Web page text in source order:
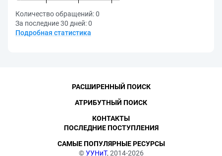
Количество обращений:0
За последние 30 дней:0
Подробная статистика
©УУНиТ, 2014-2026
РАСШИРЕННЫЙ ПОИСК
АТРИБУТНЫЙ ПОИСК
КОНТАКТЫ
ПОСЛЕДНИЕ ПОСТУПЛЕНИЯ
САМЫЕ ПОПУЛЯРНЫЕ РЕСУРСЫ